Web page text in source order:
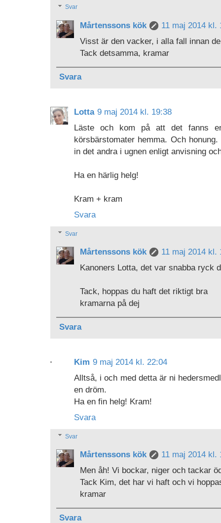
Svar
Mårtenssons kök
11 maj 2014 kl.
Visst är den vacker, i alla fall innan
Tack detsamma, kramar
Svara
Lotta 9 maj 2014 kl. 19:38
Läste och kom på att det fanns
körsbärstomater hemma. Och
in det andra i ugnen enligt anvisning
Ha en härlig helg!
Kram + kram
Svara
Svar
Mårtenssons kök
11 maj 2014 kl.
Kanoners Lotta, det var snabba ryck
Tack, hoppas du haft det riktigt bra
kramarna på dej
Svara
Kim 9 maj 2014 kl. 22:04
Alltså, i och med detta är ni
en dröm.
Ha en fin helg! Kram!
Svara
Svar
Mårtenssons kök
11 maj 2014 kl.
Men åh! Vi bockar, niger och tackar
Tack Kim, det har vi haft och vi
kramar
Svara